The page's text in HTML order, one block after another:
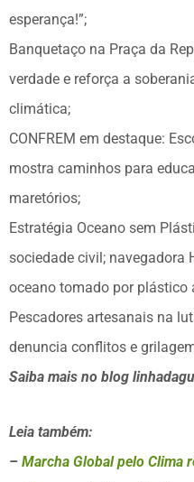
esperança!”;
Banquetaço na Praça da
verdade e reforça a
climática;
CONFREM em destaque:
mostra caminhos para
maretórios;
Estratégia Oceano sem
sociedade civil; navegadora
oceano tomado por plástico
Pescadores artesanais na
denuncia conflitos e
Saiba mais no blog
Leia também:
– Marcha Global pelo Clima